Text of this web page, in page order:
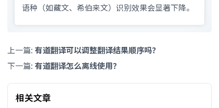
语种（如藏文、希伯来文）识别效果会显著下降。
上一篇: 有道翻译可以调整翻译结果顺序吗？
下一篇: 有道翻译怎么离线使用？
相关文章